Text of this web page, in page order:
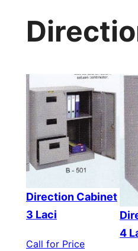
Direction Cabinet
3 Laci
Call for Price
4